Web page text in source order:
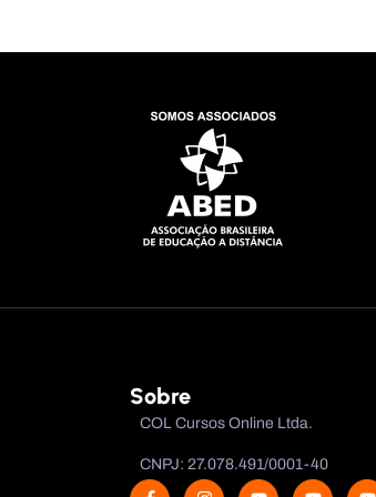
Sobre
COL Cursos Online Ltda.
CNPJ: 27.078.491/0001-40